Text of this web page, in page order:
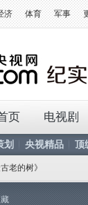
济 体育 军事
页 电视剧
划 央视精品 顶
老的树》